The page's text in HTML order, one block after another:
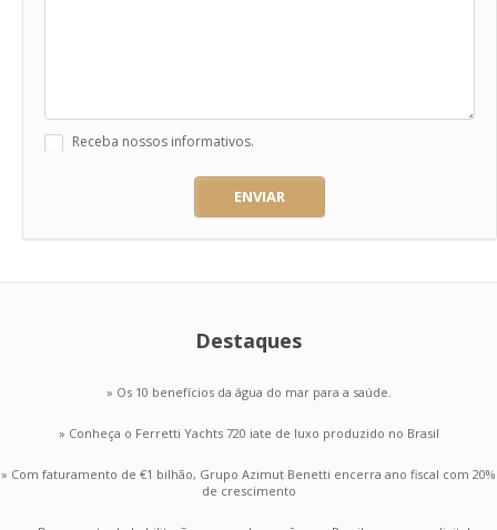
Receba nossos informativos.
ENVIAR
Destaques
» Os 10 benefícios da água do mar para a saúde.
» Conheça o Ferretti Yachts 720 iate de luxo produzido no Brasil
» Com faturamento de €1 bilhão, Grupo Azimut Benetti encerra ano fiscal com 20%
de crescimento